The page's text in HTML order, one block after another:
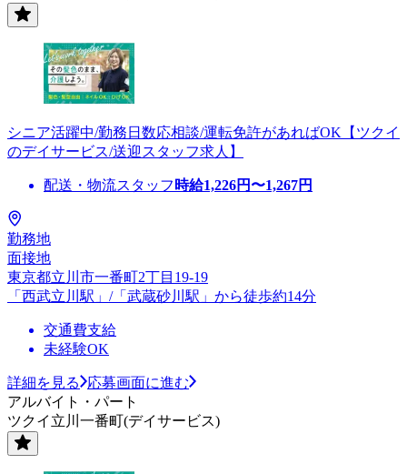
シニア活躍中/勤務日数応相談/運転免許があればOK【ツクイ
のデイサービス/送迎スタッフ求人】
配送・物流スタッフ 時給1,226円〜1,267円
勤務地
面接地
東京都立川市一番町2丁目19-19
「西武立川駅」/「武蔵砂川駅」から徒歩約14分
交通費支給
未経験OK
詳細を見る
応募画面に進む
アルバイト・パート
ツクイ立川一番町(デイサービス)